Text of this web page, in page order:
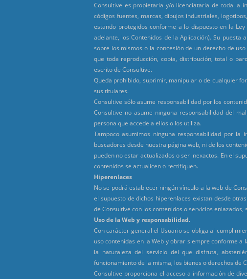
Consultive es propietaria y/o licenciataria de toda la
códigos fuentes, marcas, dibujos industriales,
estando protegidos conforme a lo dispuesto en la
adelante, los Contenidos de la Aplicación). Su puesta
sobre los mismos o la concesión de un derecho de
que toda reproducción, copia, distribución, total o
escrito de Consultive.
Queda prohibido, suprimir, manipular o de cualquier
sus titulares.
Consultive sólo asume responsabilidad por los
Consultive no asume ninguna responsabilidad del
persona que accede a ellos o los utiliza.
Tampoco asumimos ninguna responsabilidad por
buscadores desde nuestra página web, ni de los
pueden no estar actualizados o ser inexactos. En el
contenidos se actualicen o rectifiquen.
Hiperenlaces
No se podrá establecer ningún vínculo a la web de
el supuesto de dichos hiperenlaces existan desde
de Consultive con los contenidos o servicios
Uso de la Web y responsabilidad.
Con carácter general el Usuario se obliga al
uso contenidas en la Web y obrar siempre conforme a
la naturaleza del servicio del que disfruta,
funcionamiento de la misma, los bienes o derechos de
Consultive proporciona el acceso a información de